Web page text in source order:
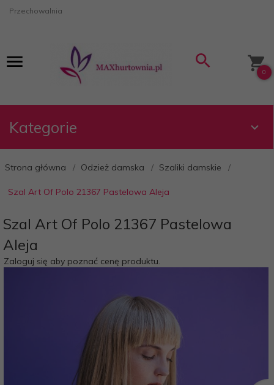
Przechowalnia
0
Kategorie
Strona główna Odzież damska Szaliki damskie
Szal Art Of Polo 21367 Pastelowa Aleja
Szal Art Of Polo 21367 Pastelowa
Aleja
Zaloguj się aby poznać cenę produktu.